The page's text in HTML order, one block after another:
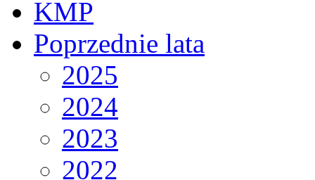
KMP
Poprzednie lata
2025
2024
2023
2022